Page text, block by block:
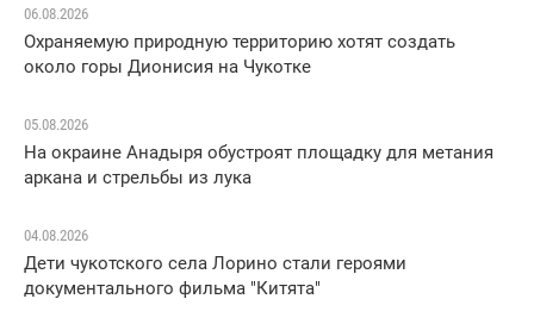
06.08.2026
Охраняемую природную территорию хотят создать
около горы Дионисия на Чукотке
05.08.2026
На окраине Анадыря обустроят площадку для метания
аркана и стрельбы из лука
04.08.2026
Дети чукотского села Лорино стали героями
документального фильма "Китята"